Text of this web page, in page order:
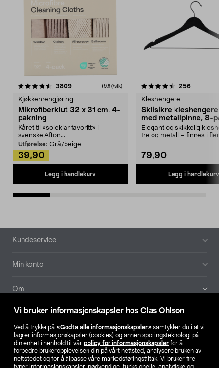
Vi bruker informasjonskapsler hos Clas Ohlson
Ved å trykke på «Godta alle informasjonskapsler» samtykker du i at vi
lagrer informasjonskapsler (cookies) og annen sporingsteknologi på
din enhet i henhold til vår policy for informasjonskapsler for å
forbedre brukeropplevelsen din på vårt nettsted, analysere bruken av
nettstedet og for å tilpasse våre markedsføringstiltak. Vi bruker fire
typer informasjonskapsler: nødvendige, funksjonelle, analytiske og
3809anmeldelser(9,97/stk)
Kjøkkenrengjøring
Mikrofiberklut 32 x 31 cm, 4-
pakning
Kåret til «soleklar favoritt» i
svenske Afton...
Utførelse: Grå/beige
39,90
Legg i handlekurv
4.5av 5 stjerner 256
Kleshengere
Sklisikre
med metallpinne, 8-
Elegant og skikkelig
tre og metall – finnes i
79,90
Legg i handlekurv
4.5av 5 stjerner
Bunntekst
Kundeservice
Min konto
Om
Aktuelt
Våre selskaper
Finn din butikk